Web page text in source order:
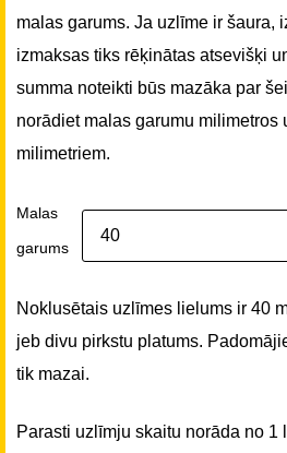
malas garums. Ja uzlīme ir šaura,
izmaksas tiks rēķinātas atsevišķi
summa noteikti būs mazāka par
norādiet malas garumu milimetros
milimetriem.
Malas
garums
Noklusētais uzlīmes lielums ir 40
jeb divu pirkstu platums.
tik mazai.
Parasti uzlīmju skaitu norāda no